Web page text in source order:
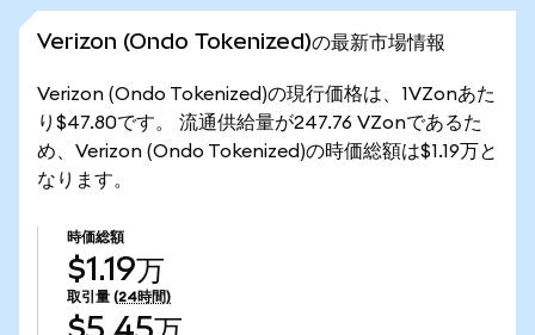
Verizon (Ondo Tokenized)の最新市場情報
Verizon (Ondo Tokenized)の現行価格は、1VZonあた
り$47.80です。 流通供給量が247.76 VZonであるた
め、Verizon (Ondo Tokenized)の時価総額は$1.19万と
なります。
時価総額
$1.19万
取引量 (24時間)